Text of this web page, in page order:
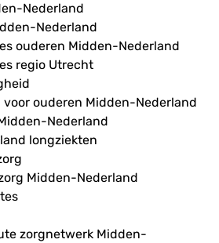
Nederland
Nederland
ouderen Midden-Nederland
regio Utrecht
voor ouderen Midden-Nederland
Nederland
longziekten
Midden-Nederland
zorgnetwerk Midden-